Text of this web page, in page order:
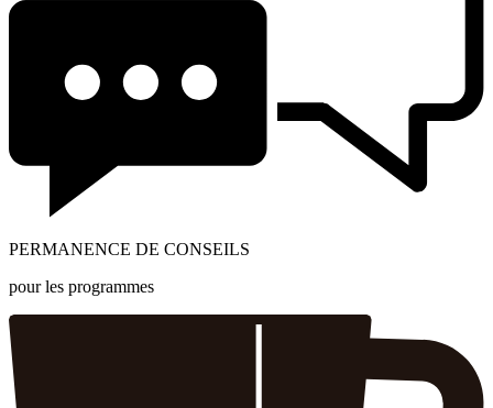
PERMANENCE DE CONSEILS
pour les programmes